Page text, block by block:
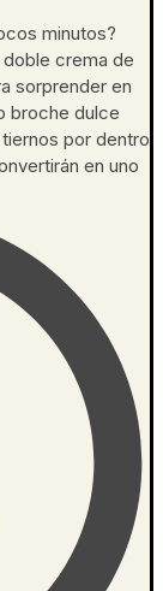
minutos?
crema de
sorprender en
broche dulce
por dentro
en uno